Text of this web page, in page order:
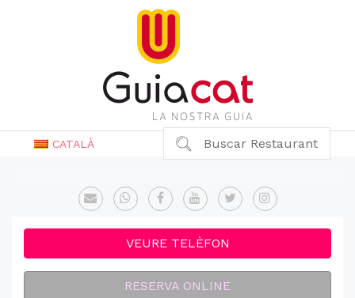
CATALÀ Buscar Restaurant
VEURE TELÈFON
RESERVA ONLINE